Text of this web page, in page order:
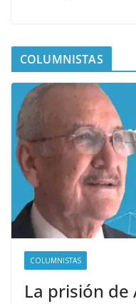
COLUMNISTAS
COLUMNISTAS
La prisión